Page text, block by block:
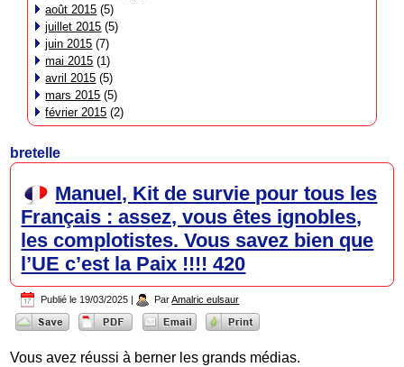
août 2015 (5)
juillet 2015 (5)
juin 2015 (7)
mai 2015 (1)
avril 2015 (5)
mars 2015 (5)
février 2015 (2)
bretelle
Manuel, Kit de survie pour tous les
Français : assez, vous êtes ignobles,
les complotistes. Vous savez bien que
l’UE c’est la Paix !!!! 420
Publié le 19/03/2025 | Par Amalric eulsaur
Vous avez réussi à berner les grands médias.